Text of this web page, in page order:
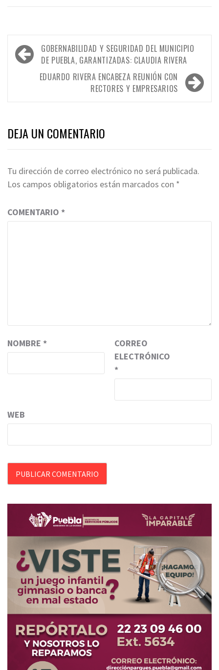
Navegación
de
entradas
GOBERNABILIDAD Y SEGURIDAD DEL MUNICIPIO
DE PUEBLA, GARANTIZADAS: CLAUDIA RIVERA
EDUARDO RIVERA ENCABEZA REUNIÓN CON
RECTORES Y EMPRESARIOS
DEJA UN COMENTARIO
Tu dirección de correo electrónico no será publicada.
Los campos obligatorios están marcados con *
COMENTARIO *
NOMBRE *
CORREO
ELECTRÓNICO
*
WEB